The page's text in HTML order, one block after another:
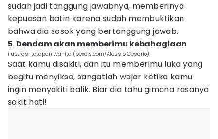
sudah jadi tanggung jawabnya, memberinya
kepuasan batin karena sudah membuktikan
bahwa dia sosok yang bertanggung jawab.
5. Dendam akan memberimu kebahagiaan
ilustrasi tatapan wanita (pexels.com/Alessio Cesario)
Saat kamu disakiti, dan itu memberimu luka yang
begitu menyiksa, sangatlah wajar ketika kamu
ingin menyakiti balik. Biar dia tahu gimana rasanya
sakit hati!